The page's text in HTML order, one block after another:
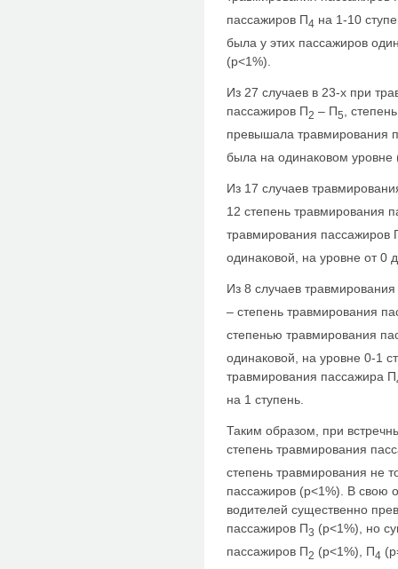
пассажиров П4 на 1-10
была у этих пассажиров
(р<1%).
Из 27 случаев в 23-х при
пассажиров П2 – П5
,
превышала травмирования
была на одинаковом уровне
Из 17 случаев
12 степень травмирования
травмирования пассажиров
одинаковой, на уровне от 0
Из 8 случаев
– степень травмирования
степенью травмирования
одинаковой, на уровне 0-1
травмирования пассажира П
на 1 ступень.
Таким образом, при
степень травмирования
степень травмирования не
пассажиров (р<1%). В свою
водителей существенно
пассажиров П3 (р<1%), но
пассажиров П2 (р<1%), П4